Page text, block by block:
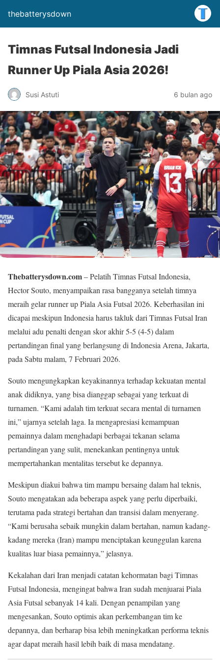
thebatterysdown
Timnas Futsal Indonesia Jadi
Runner Up Piala Asia 2026!
Susi Astuti 6 bulan ago
Thebatterysdown.com– Pelatih Timnas Futsal Indonesia,
Hector Souto, menyampaikan rasa bangganya setelah timnya
meraih gelar runner up Piala Asia Futsal 2026. Keberhasilan ini
dicapai meskipun Indonesia harus takluk dari Timnas Futsal Iran
melalui adu penalti dengan skor akhir 5-5 (4-5) dalam
pertandingan final yang berlangsung di Indonesia Arena, Jakarta,
pada Sabtu malam, 7 Februari 2026.
Souto mengungkapkan keyakinannya terhadap kekuatan mental
anak didiknya, yang bisa dianggap sebagai yang terkuat di
turnamen. “Kami adalah tim terkuat secara mental di turnamen
ini,” ujarnya setelah laga. Ia mengapresiasi kemampuan
pemainnya dalam menghadapi berbagai tekanan selama
pertandingan yang sulit, menekankan pentingnya untuk
mempertahankan mentalitas tersebut ke depannya.
Meskipun diakui bahwa tim mampu bersaing dalam hal teknis,
Souto mengatakan ada beberapa aspek yang perlu diperbaiki,
terutama pada strategi bertahan dan transisi dalam menyerang.
“Kami berusaha sebaik mungkin dalam bertahan, namun kadang-
kadang mereka (Iran) mampu menciptakan keunggulan karena
kualitas luar biasa pemainnya,” jelasnya.
Kekalahan dari Iran menjadi catatan kehormatan bagi Timnas
Futsal Indonesia, mengingat bahwa Iran sudah menjuarai Piala
Asia Futsal sebanyak 14 kali. Dengan penampilan yang
mengesankan, Souto optimis akan perkembangan tim ke
depannya, dan berharap bisa lebih meningkatkan performa teknis
agar dapat meraih hasil lebih baik di masa mendatang.